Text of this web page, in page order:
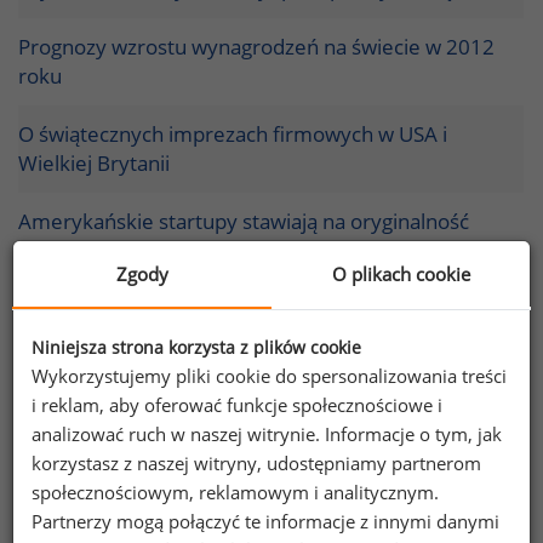
Prognozy wzrostu wynagrodzeń na świecie w 2012
roku
O świątecznych imprezach firmowych w USA i
Wielkiej Brytanii
Amerykańskie startupy stawiają na oryginalność
benefitów
Benefity w 2011 roku – co oferują Amerykanie w
okresie niepewności?
Nowości ze świata benefitów
Historia badań płacowych w Stanach
Zjednoczonych
Zgody O plikach cookie
Niniejsza strona korzysta z plików cookie
Wykorzystujemy pliki cookie do spersonalizowania treści
i reklam, aby oferować funkcje społecznościowe i
analizować ruch w naszej witrynie. Informacje o tym, jak
korzystasz z naszej witryny, udostępniamy partnerom
społecznościowym, reklamowym i analitycznym.
Partnerzy mogą połączyć te informacje z innymi danymi